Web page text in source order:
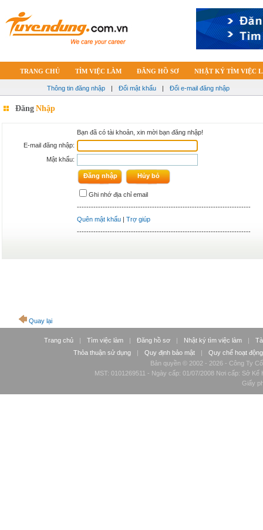
TRANG CHỦ TÌM VIỆC LÀM ĐĂNG HỒ SƠ NHẬT KÝ TÌM VIỆC
Thông tin đăng nhập | Đổi mật khẩu | Đổi e-mail đăng nhập
Đăng Nhập
Bạn đã có tài khoản, xin mời bạn đăng nhập!
E-mail đăng nhập:
Mật khẩu:
Ghi nhớ địa chỉ email
--------------------------------------------------------------------------
Quên mật khẩu | Trợ giúp
--------------------------------------------------------------------------
Quay lại
Trang chủ | Tìm việc làm | Đăng hồ sơ | Nhật ký tìm việc làm |
Thỏa thuận sử dụng
| Quy định bảo mật |
Quy chế hoạt động
Bản quyền © 2002 - 2026 - Công Ty
MST: 0101269511 - Ngày cấp: 01/07/2008 Nơi cấp: Sở
Giấy